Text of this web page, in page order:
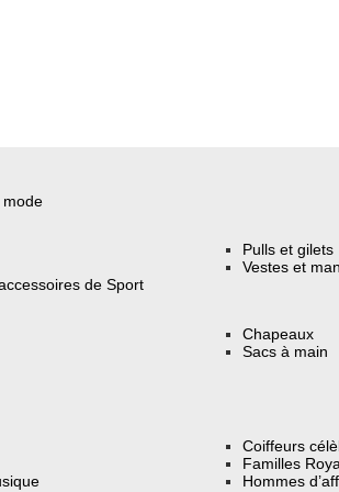
mode
de Sport
Pulls et gilets
Vestes et
Chapeaux
Sacs à main
Coiffeurs
Familles
Hommes